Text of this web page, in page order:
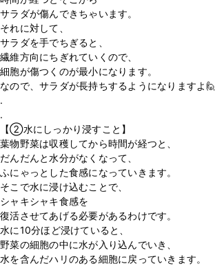
サラダが傷んできちゃいます。
それに対して、
サラダを手でちぎると、
繊維方向にちぎれていくので、
細胞が傷つくのが最小になります。
なので、サラダが長持ちするようになりますよ🙋
.
.
【②水にしっかり浸すこと】
葉物野菜は収穫してから時間が経つと、
だんだんと水分がなくなって、
ふにゃっとした食感になっていきます。
そこで水に浸け込むことで、
シャキシャキ食感を
復活させてあげる必要があるわけです。
水に10分ほど浸けていると、
野菜の細胞の中に水が入り込んでいき、
水を含んだハリのある細胞に戻っていきます。